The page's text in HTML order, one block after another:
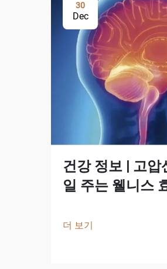
30
Dec
건강 정보 | 고압
일 주는 웰니스
더 보기